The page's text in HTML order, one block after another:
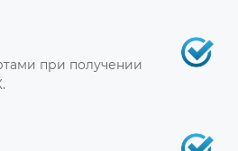
при получении